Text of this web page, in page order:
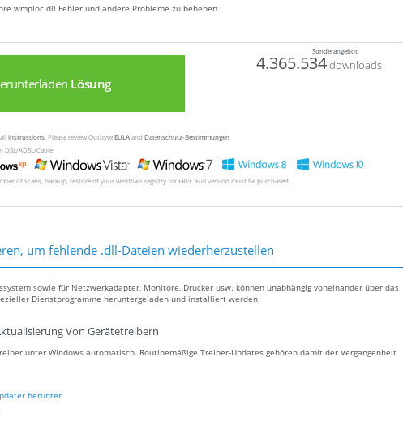
wmploc.dll Fehler und andere Probleme zu beheben.
Sonderangebot
Lösung
4.365.534downloads
instrustions . Please review OutbyteEULAandDatenschutz-Bestimmungen
ADSL/Cable
of scans, backup, restore of your windows registry for FREE. Full version must be purchased.
um fehlende .dll-Dateien wiederherzustellen
sowie für Netzwerkadapter, Monitore, Drucker usw. können unabhängig voneinander über das
Dienstprogramme heruntergeladen und installiert werden.
Von Gerätetreibern
unter Windows automatisch. Routinemäßige Treiber-Updates gehören damit der Vergangenheit
herunter